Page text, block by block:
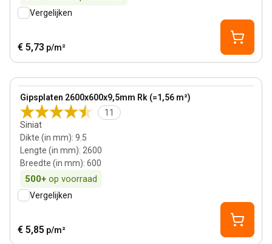
Vergelijken
€ 5,73 p/m²
Gipsplaten 2600x600x9,5mm Rk (=1,56 m²)
11
Siniat
Dikte (in mm): 9.5
Lengte (in mm): 2600
Breedte (in mm): 600
500+ op voorraad
View product
Vergelijken
€ 5,85 p/m²